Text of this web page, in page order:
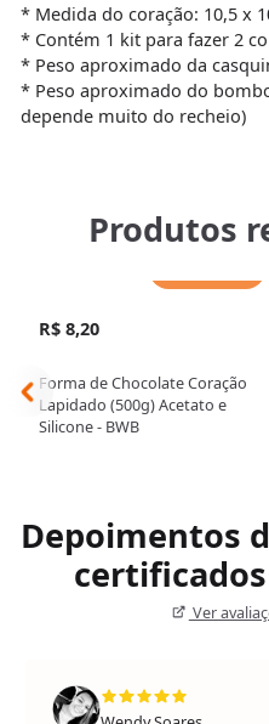
* Medida do coração: 10,5 x
* Contém 1 kit para fazer 2
* Peso aproximado da
* Peso aproximado do
depende muito do recheio)
Produtos
R$ 8,20
Forma de Chocolate Coração
Lapidado (500g) Acetato e
Silicone - BWB
Depoimentos
Ver